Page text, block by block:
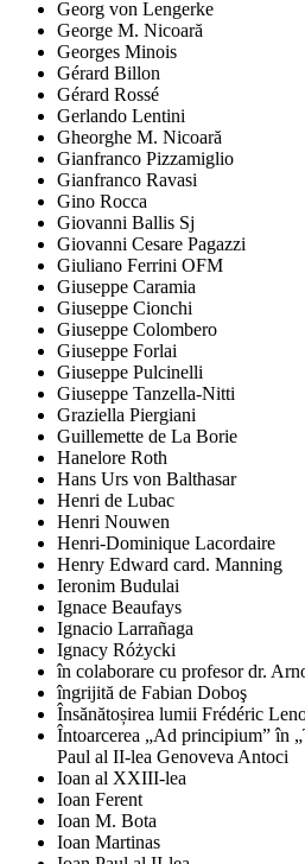
Georg von Lengerke
George M. Nicoară
Georges Minois
Gérard Billon
Gérard Rossé
Gerlando Lentini
Gheorghe M. Nicoară
Gianfranco Pizzamiglio
Gianfranco Ravasi
Gino Rocca
Giovanni Ballis Sj
Giovanni Cesare Pagazzi
Giuliano Ferrini OFM
Giuseppe Caramia
Giuseppe Cionchi
Giuseppe Colombero
Giuseppe Forlai
Giuseppe Pulcinelli
Giuseppe Tanzella-Nitti
Graziella Piergiani
Guillemette de La Borie
Hanelore Roth
Hans Urs von Balthasar
Henri de Lubac
Henri Nouwen
Henri-Dominique Lacordaire
Henry Edward card. Manning
Ieronim Budulai
Ignace Beaufays
Ignacio Larrañaga
Ignacy Różycki
în colaborare cu profesor dr.
îngrijită de Fabian Doboş
Însănătoșirea lumii Frédéric
Întoarcerea „Ad principium” în
Paul al II-lea Genoveva Antoci
Ioan al XXIII-lea
Ioan Ferent
Ioan M. Bota
Ioan Martinas